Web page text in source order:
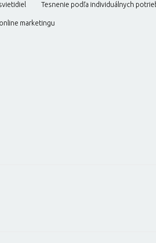
Tesnenie podľa individuálnych
marketingu